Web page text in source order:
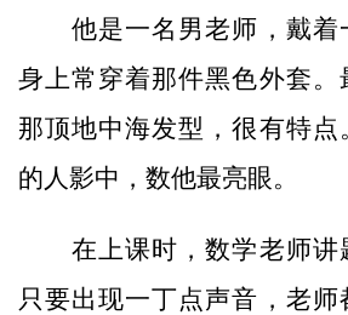
他是一名男老师，戴着
身上常穿着那件黑色外套。
那顶地中海发型，很有特
的人影中，数他最亮眼。
在上课时，数学老师讲
只要出现一丁点声音，老